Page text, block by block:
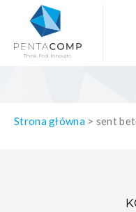
Strona główna> sent